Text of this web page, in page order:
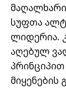
სუფთა
ლიდერია.
აღებულ
მიყენების